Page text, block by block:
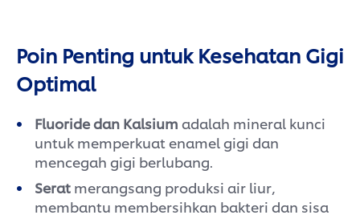
Poin Penting untuk Kesehatan Gigi
Optimal
Fluoride dan Kalsium adalah mineral kunci
untuk memperkuat enamel gigi dan
mencegah gigi berlubang.
Serat merangsang produksi air liur,
membantu membersihkan bakteri dan sisa